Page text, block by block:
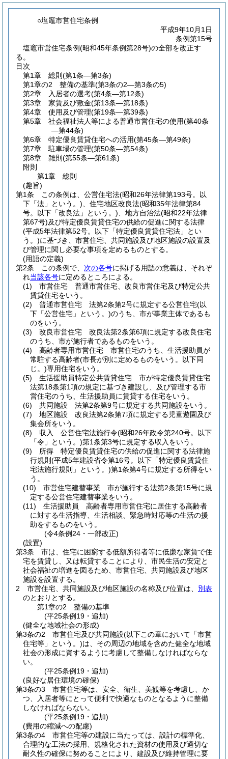
○塩竈市営住宅条例
平成9年10月1日
条例第15号
塩竈市営住宅条例(昭和45年条例第28号)の全部を改正す
る。
目次
第1章
総則 (第1条―第3条)
第1章の2
整備の基準(第3条の2―第3条の5)
第2章
入居者の選考(第4条―第12条)
第3章
家賃及び敷金(第13条―第18条)
第4章
使用及び管理(第19条―第39条)
第5章
社会福祉法人等による普通市営住宅の使用(第40条
―第44条)
第6章
特定優良賃貸住宅への活用(第45条―第49条)
第7章
駐車場の管理(第50条―第54条)
第8章
雑則 (第55条―第61条)
附則
第1章
総則
(趣旨)
第1条
この条例は、公営住宅法(昭和26年法律第193号。以
下「法」という。) 、住宅地区改良法(昭和35年法律第84
号。以下「改良法」という。) 、地方自治法(昭和22年法律
第67号)及び特定優良賃貸住宅の供給の促進に関する法律
(平成5年法律第52号。以下「特定優良賃貸住宅法」とい
う。)に基づき、市営住宅、共同施設及び地区施設の設置及
び管理に関し必要な事項を定めるものとする。
(用語の定義)
第2条
この条例で、 次の各号に掲げる用語の意義は、それぞ
れ当該各号に定めるところによる。
(1)
市営住宅 普通市営住宅、改良市営住宅及び特定公共
賃貸住宅をいう。
(2)
普通市営住宅 法第2条第2号に規定する公営住宅(以
下「公営住宅」という。)のうち、市が事業主体であるも
のをいう。
(3)
改良市営住宅 改良法第2条第6項に規定する改良住宅
のうち、市が施行者であるものをいう。
(4)
高齢者専用市営住宅 市営住宅のうち、生活援助員が
常駐する高齢者(市長が別に定めるものをいう。以下同
じ。)専用住宅をいう。
(5)
生活援助員特定公共賃貸住宅 市が特定優良賃貸住宅
法第18条第1項の規定に基づき建設し、及び管理する市
営住宅のうち、生活援助員に賃貸する住宅をいう。
(6)
共同施設 法第2条第9号に規定する共同施設をいう。
(7)
地区施設 改良法第2条第7項に規定する児童遊園及び
集会所をいう。
(8)
収入 公営住宅法施行令(昭和26年政令第240号。以下
「令」という。)第1条第3号に規定する収入をいう。
(9)
所得 特定優良賃貸住宅の供給の促進に関する法律施
行規則 (平成5年建設省令第16号。以下「特定優良賃貸住
宅法施行規則」という。)第1条第4号に規定する所得をい
う。
(10)
市営住宅建替事業 市が施行する法第2条第15号に規
定する公営住宅建替事業をいう。
(11)
生活援助員 高齢者専用市営住宅に居住する高齢者
に対する生活指導、生活相談、緊急時対応等の生活の援
助をするものをいう。
(令4条例24・一部改正)
(設置)
第3条
市は、住宅に困窮する低額所得者等に低廉な家賃で住
宅を賃貸し、又は転貸することにより、市民生活の安定と
社会福祉の増進を図るため、市営住宅、共同施設及び地区
施設を設置する。
2
市営住宅、共同施設及び地区施設の名称及び位置は、 別表
のとおりとする。
第1章の2
整備の基準
(平25条例19・追加)
(健全な地域社会の形成)
第3条の2
市営住宅及び共同施設(以下この章において「市営
住宅等」という。)は、その周辺の地域を含めた健全な地域
社会の形成に資するように考慮して整備しなければならな
い。
(平25条例19・追加)
(良好な居住環境の確保)
第3条の3
市営住宅等は、安全、衛生、美観等を考慮し、か
つ、入居者等にとって便利で快適なものとなるように整備
しなければならない。
(平25条例19・追加)
(費用の縮減への配慮)
第3条の4
市営住宅等の建設に当たっては、設計の標準化、
合理的な工法の採用、規格化された資材の使用及び適切な
耐久性の確保に努めることにより、建設及び維持管理に要